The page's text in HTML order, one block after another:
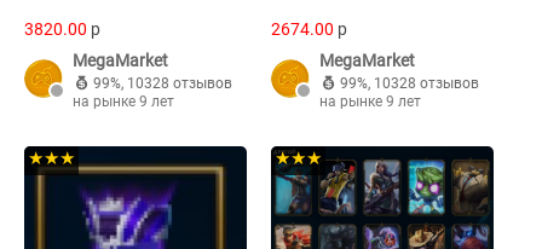
3820.00 p
MegaMarket
99%, 10328 отзывов
на рынке 9 лет
2674.00 p
MegaMarket
99%, 10328 отзывов
на рынке 9 лет
★★★ ★★★